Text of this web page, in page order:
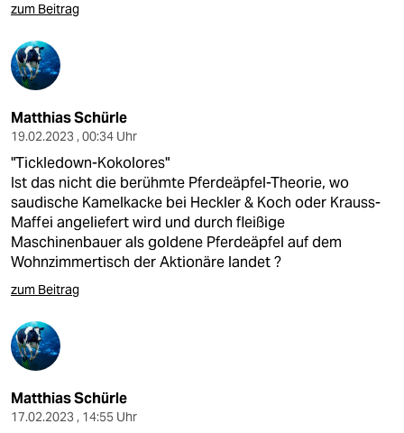
zum Beitrag
Matthias Schürle
19.02.2023 , 00:34 Uhr
"Tickledown-Kokolores"
Ist das nicht die berühmte Pferdeäpfel-Theorie, wo
saudische Kamelkacke bei Heckler & Koch oder Krauss-
Maffei angeliefert wird und durch fleißige
Maschinenbauer als goldene Pferdeäpfel auf dem
Wohnzimmertisch der Aktionäre landet ?
zum Beitrag
Matthias Schürle
17.02.2023 , 14:55 Uhr